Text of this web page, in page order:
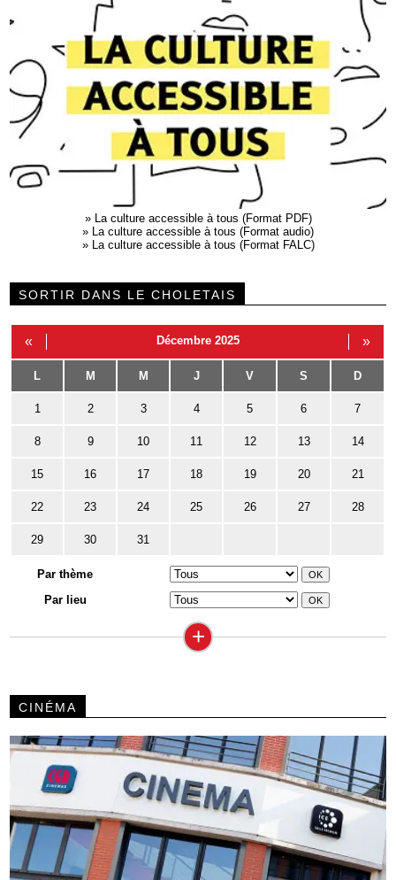
» La culture accessible à tous (Format PDF)
» La culture accessible à tous (Format audio)
» La culture accessible à tous (Format FALC)
SORTIR DANS LE CHOLETAIS
« Décembre 2025 »
L M M J V S D
1 2 3 4 5 6 7
8 9 10 11 12 13 14
15 16 17 18 19 20 21
22 23 24 25 26 27 28
29 30 31
Par thème
Par lieu
+
CINÉMA